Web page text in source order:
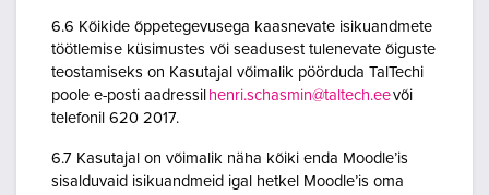
6.6 Kõikide õppetegevusega kaasnevate isikuandmete
töötlemise küsimustes või seadusest tulenevate õiguste
teostamiseks on Kasutajal võimalik pöörduda TalTechi
poole e-posti aadressil henri.schasmin@taltech.eevõi
telefonil 620 2017.
6.7 Kasutajal on võimalik näha kõiki enda Moodle’is
sisalduvaid isikuandmeid igal hetkel Moodle’is oma